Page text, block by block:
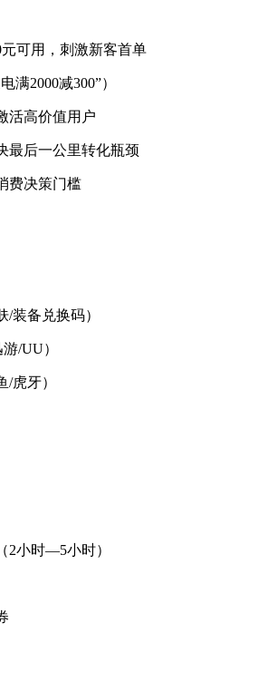
可用，刺激新客首单
满2000减300”）
活高价值用户
最后一公里转化瓶颈
费决策门槛
装备兑换码）
/UU）
虎牙）
2小时—5小时）